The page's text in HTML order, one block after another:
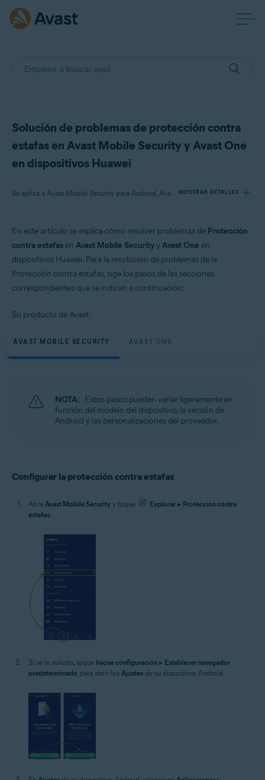
Solución de problemas de protección contra
estafas en Avast Mobile Security y Avast One
en dispositivos Huawei
Se aplica a Avast Mobile Security para Android, Avast One para Android MOSTRAR DETALLES
Avast One 24.x para Android
Sistemas operativos:
En este artículo se explica cómo resolver problemas de Protección
contra estafas en Avast Mobile Securityy Avast One en
dispositivos Huawei. Para la resolución de problemas de la
Protección contra estafas, siga los pasos de las secciones
correspondientes que se indican a continuación:
Su producto de Avast:
AVAST MOBILE SECURITY AVAST ONE
NOTA: Estos pasos pueden variar ligeramente en
función del modelo del dispositivo, la versión de
Android y las personalizaciones del proveedor.
Configurar la protección contra estafas
Abra Avast Mobile Security y toque Explorar ▸ Protección contra
estafas.
Si se le solicita, toque Iniciar configuración ▸ Establecer navegador
predeterminado para abrir los Ajustes de su dispositivo Android.